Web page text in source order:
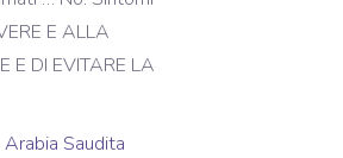
Arabia Saudita